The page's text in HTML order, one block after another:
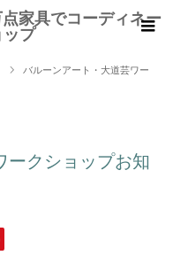
家具でコーディネー
ップ
バルーンアート・大道芸ワー
ークショップお知